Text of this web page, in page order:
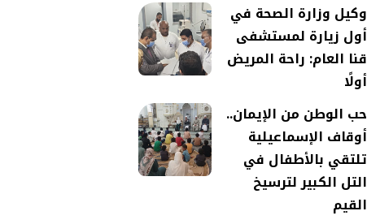
وكيل وزارة الصحة في
أول زيارة لمستشفى
قنا العام: راحة المريض
أولًا
حب الوطن من الإيمان..
أوقاف الإسماعيلية
تلتقي بالأطفال في
التل الكبير لترسيخ
القيم